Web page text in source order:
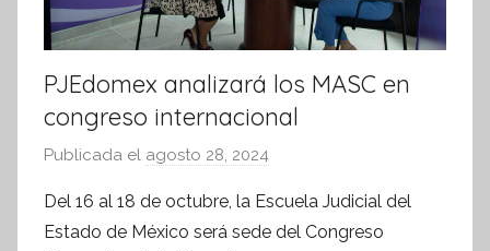
PJEdomex analizará los MASC en
congreso internacional
Publicada el agosto 28, 2024
r
S
Del 16 al 18 de octubre, la Escuela Judicial del
Estado de México será sede del Congreso